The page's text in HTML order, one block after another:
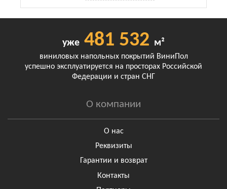
уже 481 532 м²
виниловых напольных покрытий ВиниПол
успешно эксплуатируется на просторах Российской
Федерации и стран СНГ
О компании
О нас
Реквизиты
Гарантии и возврат
Контакты